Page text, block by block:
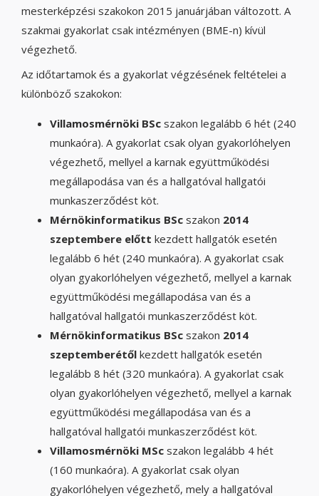
mesterképzési szakokon 2015 januárjában változott. A
szakmai gyakorlat csak intézményen (BME-n) kívül
végezhető.
Az időtartamok és a gyakorlat végzésének feltételei a
különböző szakokon:
Villamosmérnöki BSc szakon legalább 6 hét (240
munkaóra). A gyakorlat csak olyan gyakorlóhelyen
végezhető, mellyel a karnak együttműködési
megállapodása van és a hallgatóval hallgatói
munkaszerződést köt.
Mérnökinformatikus BSc szakon 2014
szeptembere előtt kezdett hallgatók esetén
legalább 6 hét (240 munkaóra). A gyakorlat csak
olyan gyakorlóhelyen végezhető, mellyel a karnak
együttműködési megállapodása van és a
hallgatóval hallgatói munkaszerződést köt.
Mérnökinformatikus BSc szakon 2014
szeptemberétől kezdett hallgatók esetén
legalább 8 hét (320 munkaóra). A gyakorlat csak
olyan gyakorlóhelyen végezhető, mellyel a karnak
együttműködési megállapodása van és a
hallgatóval hallgatói munkaszerződést köt.
Villamosmérnöki MSc szakon legalább 4 hét
(160 munkaóra). A gyakorlat csak olyan
gyakorlóhelyen végezhető, mely a hallgatóval